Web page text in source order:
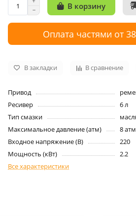
В корзину
Оплата частями от
В закладки В сравнение
Привод
Ресивер
6 л
Тип смазки
Максимальное давление (атм)
8 атм
Входное напряжение (В)
220
Мощность (кВт)
2.2
Все характеристики